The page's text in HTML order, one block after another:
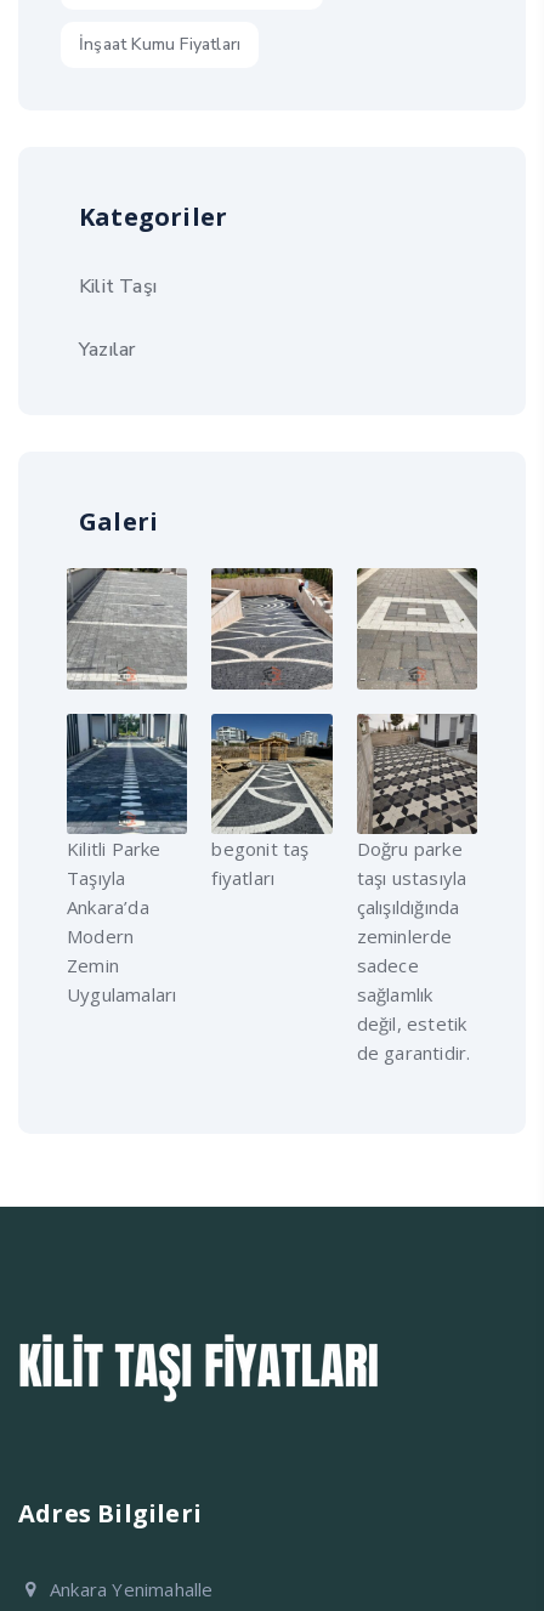
İnşaat Kumu Fiyatları
Kategoriler
Kilit Taşı
Yazılar
Galeri
Kilitli Parke
Taşıyla
Ankara’da
Modern
Zemin
Uygulamaları
begonit taş
fiyatları
Doğru parke
taşı ustasıyla
çalışıldığında
zeminlerde
sadece
sağlamlık
değil, estetik
de garantidir.
Adres Bilgileri
Ankara Yenimahalle